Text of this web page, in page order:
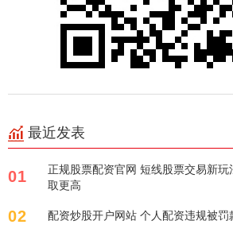
最近发表
01
正规股票配资官网 短线股票交易新
取更高
02 配资炒股开户网站 个人配资违规被罚